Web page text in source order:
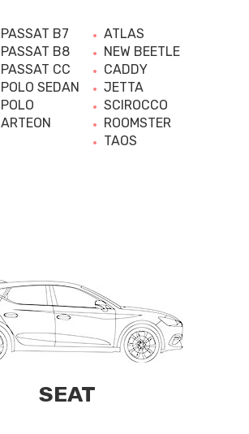
PASSAT B7
PASSAT B8
PASSAT CC
POLO SEDAN
POLO
ARTEON
ATLAS
NEW BEETLE
CADDY
JETTA
SCIROCCO
ROOMSTER
TAOS
SEAT